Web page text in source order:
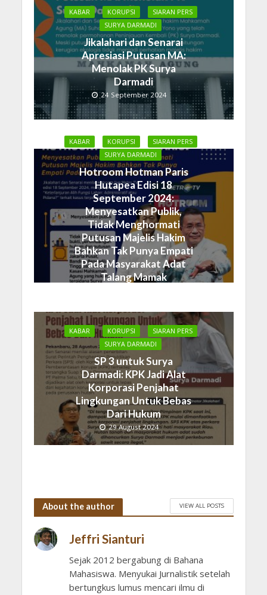
KABAR KORUPSI
SIARAN PERS
SURYA DARMADI
Jikalahari dan Senarai
Apresiasi Putusan MA:
Menolak PK Surya
Darmadi
24 September 2024
KABAR KORUPSI
SIARAN PERS
SURYA DARMADI
Hotroom Hotman Paris
Hutapea Edisi 18
September 2024:
Menyesatkan Publik,
Tidak Menghormati
Putusan Majelis Hakim
Bahkan Tak Punya Empati
Pada Masyarakat Adat
Talang Mamak
KABAR KORUPSI
SIARAN PERS
SURYA DARMADI
SP 3 untuk Surya
Darmadi: KPK Jadi Alat
Korporasi Penjahat
Lingkungan Untuk Bebas
Dari Hukum
29 August 2024
About the author VIEW ALL POSTS
Jeffri Sianturi
Sejak 2012 bergabung di Bahana
Mahasiswa. Menyukai Jurnalistik setelah
bertungkus lumus mencari ilmu di